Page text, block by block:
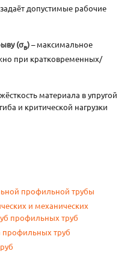
допустимые рабочие
(σв)– максимальное
при кратковременных/
материала в упругой
и критической нагрузки
профильной трубы
и механических
профильных труб
профильных труб